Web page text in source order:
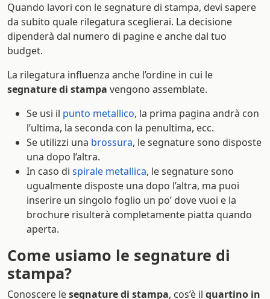
Quando lavori con le segnature di stampa, devi sapere
da subito quale rilegatura sceglierai. La decisione
dipenderà dal numero di pagine e anche dal tuo
budget.
La rilegatura influenza anche l’ordine in cui le
segnature di stampa vengono assemblate.
Se usi il punto metallico, la prima pagina andrà con
l’ultima, la seconda con la penultima, ecc.
Se utilizzi una brossura, le segnature sono disposte
una dopo l’altra.
In caso di spirale metallica, le segnature sono
ugualmente disposte una dopo l’altra, ma puoi
inserire un singolo foglio un po’ dove vuoi e la
brochure risulterà completamente piatta quando
aperta.
Come usiamo le segnature di
stampa?
Conoscere lesegnature di stampa, cos’è il quartino in